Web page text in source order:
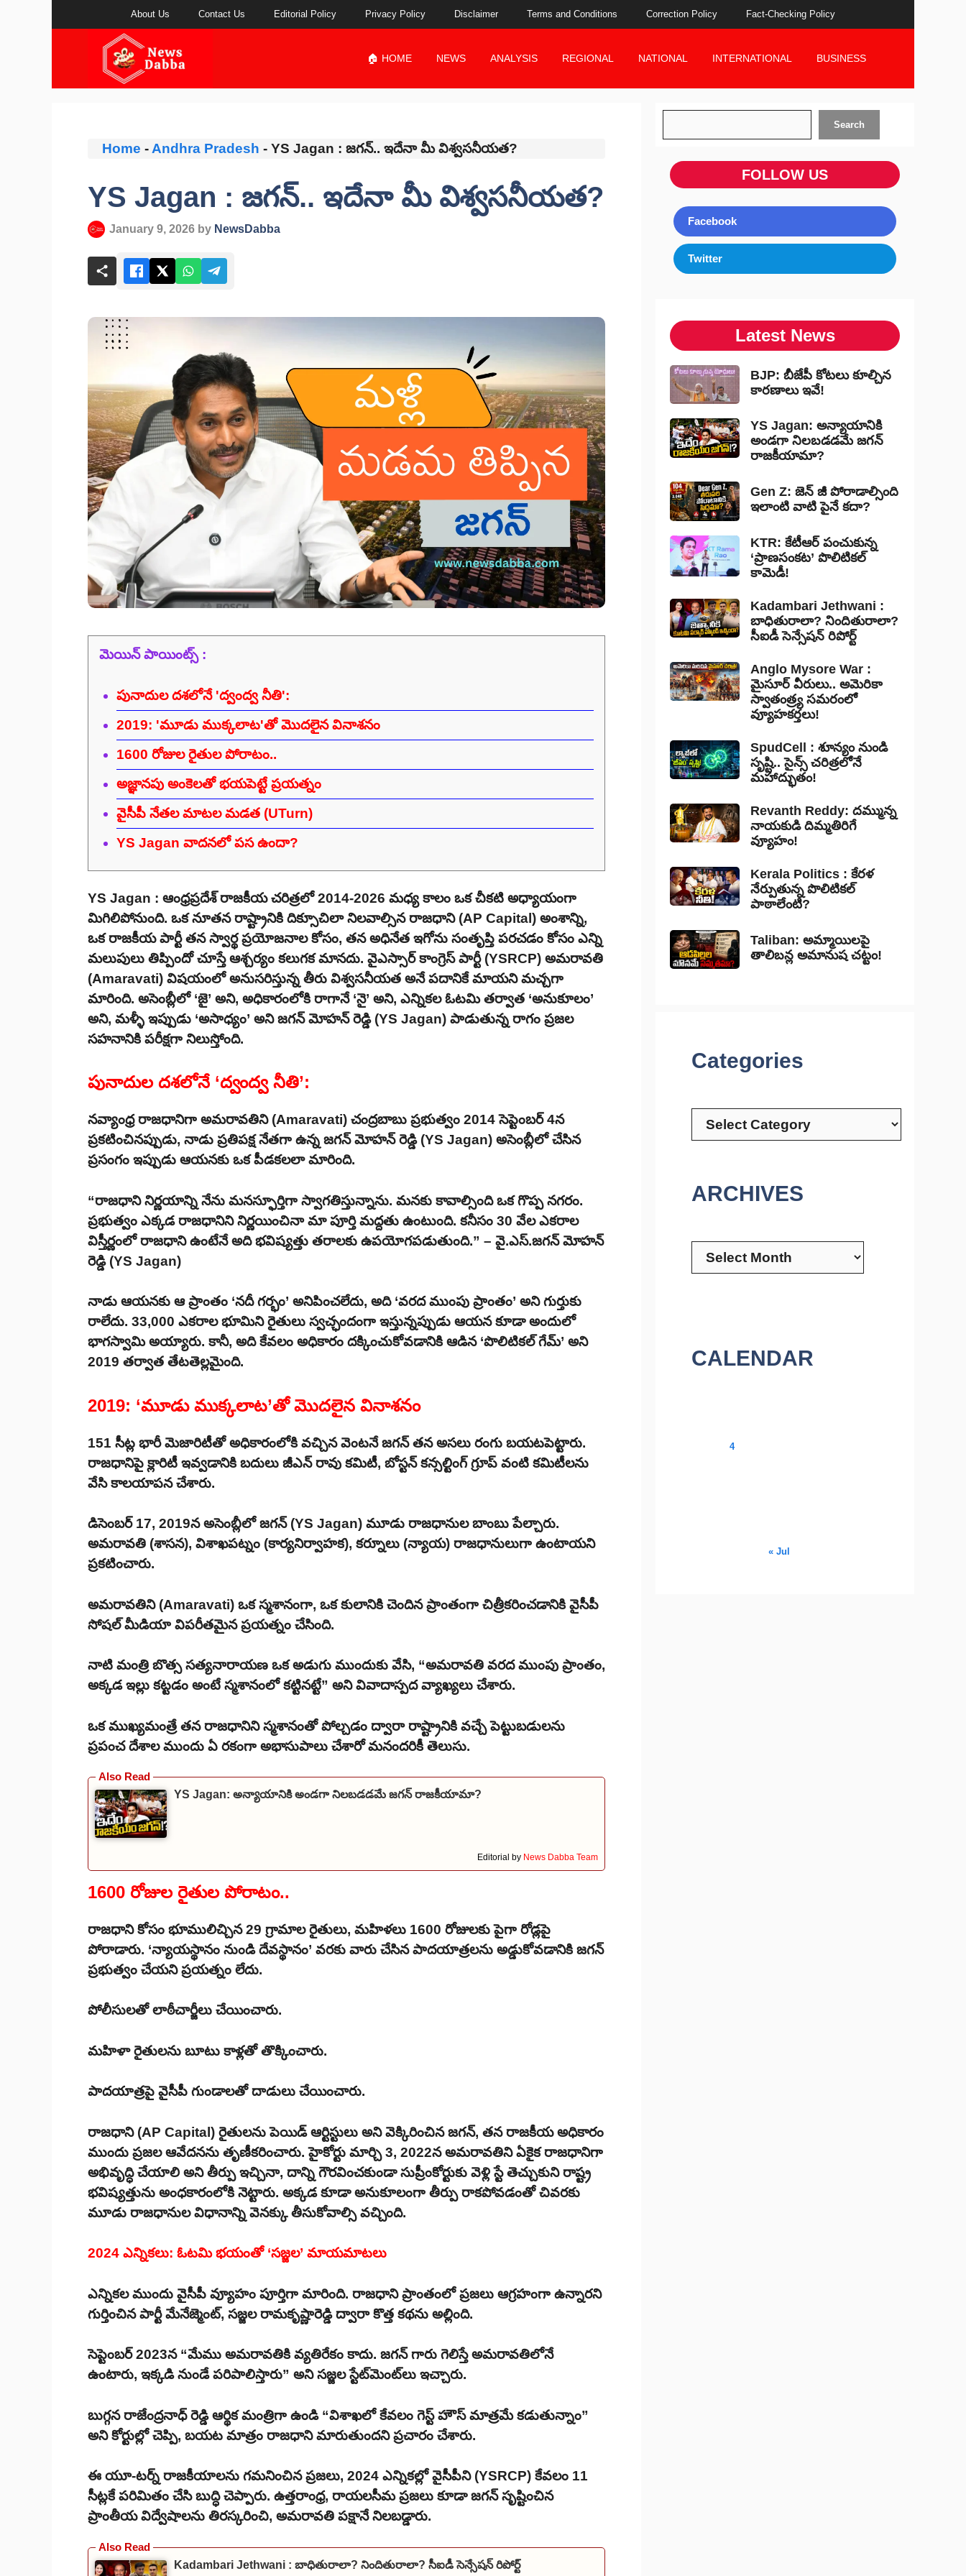
About Us Contact Us Editorial Policy Privacy Policy Disclaimer Terms and Conditions Correction Policy Fact-Checking Policy
🏠 HOME NEWS ANALYSIS REGIONAL NATIONAL INTERNATIONAL BUSINESS
Home - Andhra Pradesh - YS Jagan : జగన్.. ఇదేనా మీ విశ్వసనీయత?
YS Jagan : జగన్.. ఇదేనా మీ విశ్వసనీయత?
January 9, 2026 by NewsDabba
మెయిన్ పాయింట్స్ :
పునాదుల దశలోనే 'ద్వంద్వ నీతి':
2019: 'మూడు ముక్కలాట'తో మొదలైన వినాశనం
1600 రోజుల రైతుల పోరాటం..
అజ్ఞానపు అంకెలతో భయపెట్టే ప్రయత్నం
వైసీపీ నేతల మాటల మడత (UTurn)
YS Jagan వాదనలో పస ఉందా?
YS Jagan : ఆంధ్రప్రదేశ్ రాజకీయ చరిత్రలో 2014-2026 మధ్య కాలం ఒక చీకటి అధ్యాయంగా
మిగిలిపోనుంది. ఒక నూతన రాష్ట్రానికి దిక్సూచిలా నిలవాల్సిన రాజధాని (AP Capital) అంశాన్ని,
ఒక రాజకీయ పార్టీ తన స్వార్థ ప్రయోజనాల కోసం, తన అధినేత ఇగోను సంతృప్తి పరచడం కోసం ఎన్ని
మలుపులు తిప్పిందో చూస్తే ఆశ్చర్యం కలుగక మానదు. వైఎస్సార్ కాంగ్రెస్ పార్టీ (YSRCP) అమరావతి
(Amaravati) విషయంలో అనుసరిస్తున్న తీరు విశ్వసనీయత అనే పదానికే మాయని మచ్చగా
మారింది. అసెంబ్లీలో ‘జై’ అని, అధికారంలోకి రాగానే ‘నై’ అని, ఎన్నికల ఓటమి తర్వాత ‘అనుకూలం’
అని, మళ్ళీ ఇప్పుడు ‘అసాధ్యం’ అని జగన్ మోహన్ రెడ్డి (YS Jagan) పాడుతున్న రాగం ప్రజల
సహనానికి పరీక్షగా నిలుస్తోంది.
పునాదుల దశలోనే ‘ద్వంద్వ నీతి’:
నవ్యాంధ్ర రాజధానిగా అమరావతిని (Amaravati) చంద్రబాబు ప్రభుత్వం 2014 సెప్టెంబర్ 4న
ప్రకటించినప్పుడు, నాడు ప్రతిపక్ష నేతగా ఉన్న జగన్ మోహన్ రెడ్డి (YS Jagan) అసెంబ్లీలో చేసిన
ప్రసంగం ఇప్పుడు ఆయనకు ఒక పీడకలలా మారింది.
“రాజధాని నిర్ణయాన్ని నేను మనస్ఫూర్తిగా స్వాగతిస్తున్నాను. మనకు కావాల్సింది ఒక గొప్ప నగరం.
ప్రభుత్వం ఎక్కడ రాజధానిని నిర్ణయించినా మా పూర్తి మద్దతు ఉంటుంది. కనీసం 30 వేల ఎకరాల
విస్తీర్ణంలో రాజధాని ఉంటేనే అది భవిష్యత్తు తరాలకు ఉపయోగపడుతుంది.” – వై.ఎస్.జగన్ మోహన్
రెడ్డి (YS Jagan)
నాడు ఆయనకు ఆ ప్రాంతం ‘నదీ గర్భం’ అనిపించలేదు, అది ‘వరద ముంపు ప్రాంతం’ అని గుర్తుకు
రాలేదు. 33,000 ఎకరాల భూమిని రైతులు స్వచ్ఛందంగా ఇస్తున్నప్పుడు ఆయన కూడా అందులో
భాగస్వామి అయ్యారు. కానీ, అది కేవలం అధికారం దక్కించుకోవడానికి ఆడిన ‘పొలిటికల్ గేమ్’ అని
2019 తర్వాత తేటతెల్లమైంది.
2019: ‘మూడు ముక్కలాట’తో మొదలైన వినాశనం
151 సీట్ల భారీ మెజారిటీతో అధికారంలోకి వచ్చిన వెంటనే జగన్ తన అసలు రంగు బయటపెట్టారు.
రాజధానిపై క్లారిటీ ఇవ్వడానికి బదులు జీఎన్ రావు కమిటీ, బోస్టన్ కన్సల్టింగ్ గ్రూప్ వంటి కమిటీలను
వేసి కాలయాపన చేశారు.
డిసెంబర్ 17, 2019న అసెంబ్లీలో జగన్ (YS Jagan) మూడు రాజధానుల బాంబు పేల్చారు.
అమరావతి (శాసన), విశాఖపట్నం (కార్యనిర్వాహక), కర్నూలు (న్యాయ) రాజధానులుగా ఉంటాయని
ప్రకటించారు.
అమరావతిని (Amaravati) ఒక స్మశానంగా, ఒక కులానికి చెందిన ప్రాంతంగా చిత్రీకరించడానికి వైసీపీ
సోషల్ మీడియా విపరీతమైన ప్రయత్నం చేసింది.
నాటి మంత్రి బొత్స సత్యనారాయణ ఒక అడుగు ముందుకు వేసి, “అమరావతి వరద ముంపు ప్రాంతం,
అక్కడ ఇల్లు కట్టడం అంటే స్మశానంలో కట్టినట్టే” అని వివాదాస్పద వ్యాఖ్యలు చేశారు.
ఒక ముఖ్యమంత్రే తన రాజధానిని స్మశానంతో పోల్చడం ద్వారా రాష్ట్రానికి వచ్చే పెట్టుబడులను
ప్రపంచ దేశాల ముందు ఏ రకంగా అభాసుపాలు చేశారో మనందరికీ తెలుసు.
YS Jagan: అన్యాయానికి అండగా నిలబడడమే జగన్ రాజకీయామా?
Editorial by News Dabba Team
1600 రోజుల రైతుల పోరాటం..
రాజధాని కోసం భూములిచ్చిన 29 గ్రామాల రైతులు, మహిళలు 1600 రోజులకు పైగా రోడ్లపై
పోరాడారు. ‘న్యాయస్థానం నుండి దేవస్థానం’ వరకు వారు చేసిన పాదయాత్రలను అడ్డుకోవడానికి జగన్
ప్రభుత్వం చేయని ప్రయత్నం లేదు.
పోలీసులతో లాఠీచార్జీలు చేయించారు.
మహిళా రైతులను బూటు కాళ్లతో తొక్కించారు.
పాదయాత్రపై వైసీపీ గుండాలతో దాడులు చేయించారు.
రాజధాని (AP Capital) రైతులను పెయిడ్ ఆర్టిస్టులు అని వెక్కిరించిన జగన్, తన రాజకీయ అధికారం
ముందు ప్రజల ఆవేదనను తృణీకరించారు. హైకోర్టు మార్చి 3, 2022న అమరావతిని ఏకైక రాజధానిగా
అభివృద్ధి చేయాలి అని తీర్పు ఇచ్చినా, దాన్ని గౌరవించకుండా సుప్రీంకోర్టుకు వెళ్లి స్టే తెచ్చుకుని రాష్ట్ర
భవిష్యత్తును అంధకారంలోకి నెట్టారు. అక్కడ కూడా అనుకూలంగా తీర్పు రాకపోవడంతో చివరకు
మూడు రాజధానుల విధానాన్ని వెనక్కు తీసుకోవాల్సి వచ్చింది.
2024 ఎన్నికలు: ఓటమి భయంతో ‘సజ్జల’ మాయమాటలు
ఎన్నికల ముందు వైసీపీ వ్యూహం పూర్తిగా మారింది. రాజధాని ప్రాంతంలో ప్రజలు ఆగ్రహంగా ఉన్నారని
గుర్తించిన పార్టీ మేనేజ్మెంట్, సజ్జల రామకృష్ణారెడ్డి ద్వారా కొత్త కథను అల్లింది.
సెప్టెంబర్ 2023న “మేము అమరావతికి వ్యతిరేకం కాదు. జగన్ గారు గెలిస్తే అమరావతిలోనే
ఉంటారు, ఇక్కడి నుండే పరిపాలిస్తారు” అని సజ్జల స్టేట్‌మెంట్‌లు ఇచ్చారు.
బుగ్గన రాజేంద్రనాధ్ రెడ్డి ఆర్థిక మంత్రిగా ఉండి “విశాఖలో కేవలం గెస్ట్ హౌస్ మాత్రమే కడుతున్నాం”
అని కోర్టుల్లో చెప్పి, బయట మాత్రం రాజధాని మారుతుందని ప్రచారం చేశారు.
ఈ యూ-టర్న్ రాజకీయాలను గమనించిన ప్రజలు, 2024 ఎన్నికల్లో వైసీపీని (YSRCP) కేవలం 11
సీట్లకే పరిమితం చేసి బుద్ధి చెప్పారు. ఉత్తరాంధ్ర, రాయలసీమ ప్రజలు కూడా జగన్ సృష్టించిన
ప్రాంతీయ విద్వేషాలను తిరస్కరించి, అమరావతి పక్షానే నిలబడ్డారు.
Kadambari Jethwani : బాధితురాలా? నిందితురాలా? సీఐడీ సెన్సేషన్ రిపోర్ట్
Search
FOLLOW US
Facebook
Twitter
Latest News
BJP: బీజేపీ కోటలు కూల్చిన
కారణాలు ఇవే!
YS Jagan: అన్యాయానికి
అండగా నిలబడడమే జగన్
రాజకీయామా?
Gen Z: జెన్ జీ పోరాడాల్సింది
ఇలాంటి వాటి పైనే కదా?
KTR: కేటీఆర్ పంచుకున్న
‘ప్రాణసంకట’ పొలిటికల్
కామెడీ!
Kadambari Jethwani :
బాధితురాలా? నిందితురాలా?
సీఐడీ సెన్సేషన్ రిపోర్ట్
Anglo Mysore War :
మైసూర్ వీరులు.. అమెరికా
స్వాతంత్ర్య సమరంలో
వ్యూహకర్తలు!
SpudCell : శూన్యం నుండి
సృష్టి.. సైన్స్ చరిత్రలోనే
మహాద్భుతం!
Revanth Reddy: దమ్మున్న
నాయకుడి దిమ్మతిరిగే
వ్యూహం!
Kerala Politics : కేరళ
నేర్పుతున్న పొలిటికల్
పాఠాలేంటి?
Taliban: అమ్మాయిలపై
తాలిబన్ల అమానుష చట్టం!
Categories
ARCHIVES
CALENDAR
4
« Jul